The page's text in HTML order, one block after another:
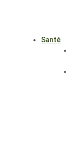
Santé